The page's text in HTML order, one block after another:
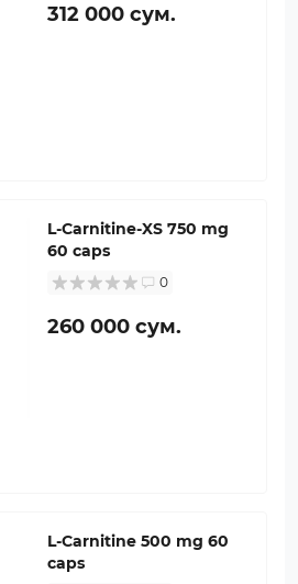
312 000 сум.
L-Carnitine-XS 750 mg
60 caps
0
260 000 сум.
L-Carnitine 500 mg 60
caps